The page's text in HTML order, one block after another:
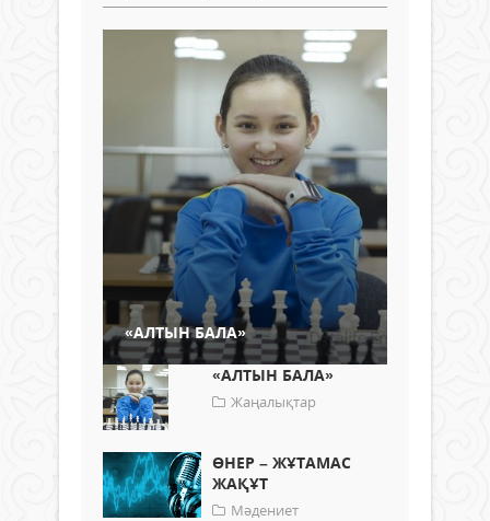
«АЛТЫН БАЛА»
«АЛТЫН БАЛА»
Жаңалықтар
ӨНЕР – ЖҰТАМАС
ЖАҚҰТ
Мәдениет